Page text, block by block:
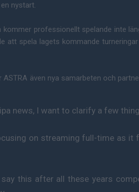
nystart.
professionellt spelande inte
att spela lagets kommande
ASTRA även nya samarbeten och
news, I want to clarify a few
on streaming full-time as it
this after all these years